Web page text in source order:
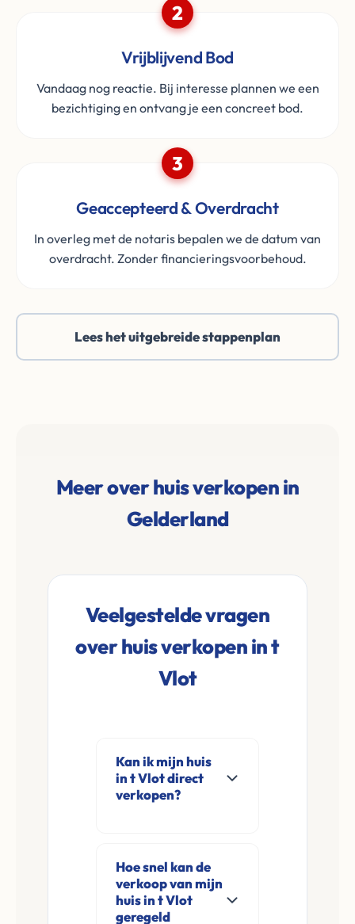
2
Vrijblijvend Bod
Vandaag nog reactie. Bij interesse plannen we een
bezichtiging en ontvang je een concreet bod.
3
Geaccepteerd & Overdracht
In overleg met de notaris bepalen we de datum van
overdracht. Zonder financieringsvoorbehoud.
Lees het uitgebreide stappenplan
Meer over huis verkopen in
Gelderland
Veelgestelde vragen
over huis verkopen in t
Vlot
Kan ik mijn huis
in t Vlot direct
verkopen?
direct aan in t Vlot en
omgeving. U
verkoopt
Hoe snel kan de
verkoop van mijn
huis in t Vlot
geregeld